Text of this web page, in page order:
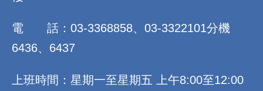
電 話：03-3368858、03-3322101分機
6436、6437
上班時間：星期一至星期五 上午8:00至12:00